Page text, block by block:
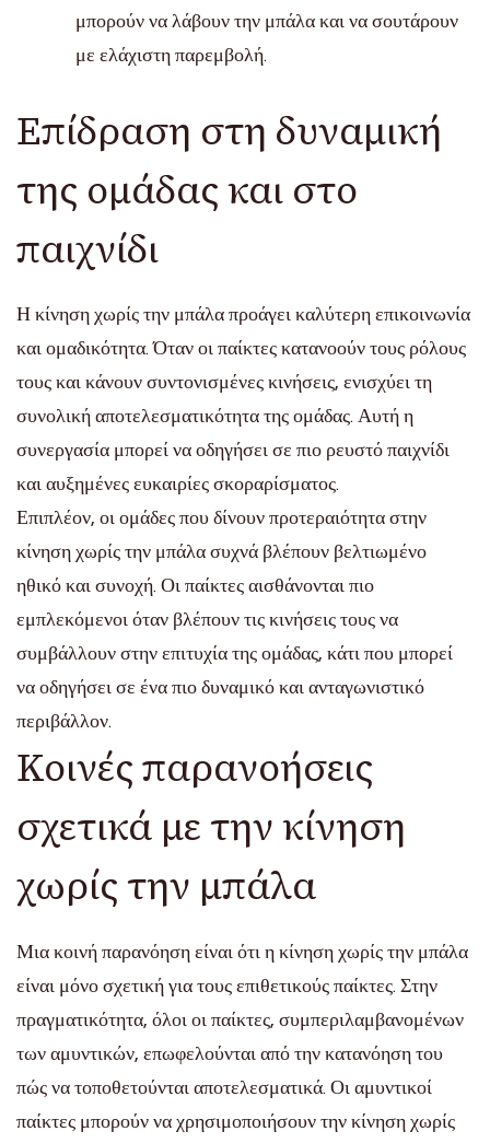
μπορούν να λάβουν την μπάλα και να σουτάρουν
με ελάχιστη παρεμβολή.
Επίδραση στη δυναμική
της ομάδας και στο
παιχνίδι
Η κίνηση χωρίς την μπάλα προάγει καλύτερη επικοινωνία
και ομαδικότητα. Όταν οι παίκτες κατανοούν τους ρόλους
τους και κάνουν συντονισμένες κινήσεις, ενισχύει τη
συνολική αποτελεσματικότητα της ομάδας. Αυτή η
συνεργασία μπορεί να οδηγήσει σε πιο ρευστό παιχνίδι
και αυξημένες ευκαιρίες σκοραρίσματος.
Επιπλέον, οι ομάδες που δίνουν προτεραιότητα στην
κίνηση χωρίς την μπάλα συχνά βλέπουν βελτιωμένο
ηθικό και συνοχή. Οι παίκτες αισθάνονται πιο
εμπλεκόμενοι όταν βλέπουν τις κινήσεις τους να
συμβάλλουν στην επιτυχία της ομάδας, κάτι που μπορεί
να οδηγήσει σε ένα πιο δυναμικό και ανταγωνιστικό
περιβάλλον.
Κοινές παρανοήσεις
σχετικά με την κίνηση
χωρίς την μπάλα
Μια κοινή παρανόηση είναι ότι η κίνηση χωρίς την μπάλα
είναι μόνο σχετική για τους επιθετικούς παίκτες. Στην
πραγματικότητα, όλοι οι παίκτες, συμπεριλαμβανομένων
των αμυντικών, επωφελούνται από την κατανόηση του
πώς να τοποθετούνται αποτελεσματικά. Οι αμυντικοί
παίκτες μπορούν να χρησιμοποιήσουν την κίνηση χωρίς